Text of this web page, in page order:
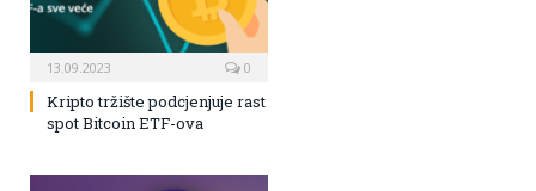
13.09.2023 0
Kripto tržište podcjenjuje rast
spot Bitcoin ETF-ova